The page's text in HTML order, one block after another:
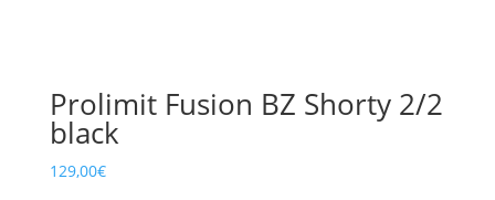
Prolimit Fusion BZ Shorty 2/2
black
129,00€